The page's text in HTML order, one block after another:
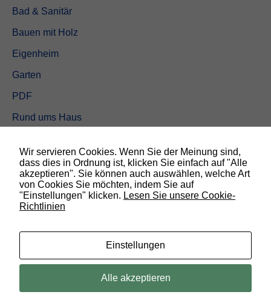
Bad & Sanitär
Bauen mit Holz
Eigenheim
Garten
PDF
Rund ums Haus
Sicherheit
SUCHEN
© 2019 Bauland Magazin Braunschweig, Peine & Wolfsburg. All rights
Wir servieren Cookies. Wenn Sie der Meinung sind,
dass dies in Ordnung ist, klicken Sie einfach auf "Alle
akzeptieren". Sie können auch auswählen, welche Art
von Cookies Sie möchten, indem Sie auf
"Einstellungen" klicken. Lesen Sie unsere Cookie-
Richtlinien
Einstellungen
Alle akzeptieren
e
n
i
g